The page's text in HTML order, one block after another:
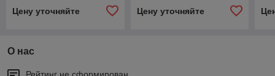
Цену уточняйте
Цену уточняйте
О нас